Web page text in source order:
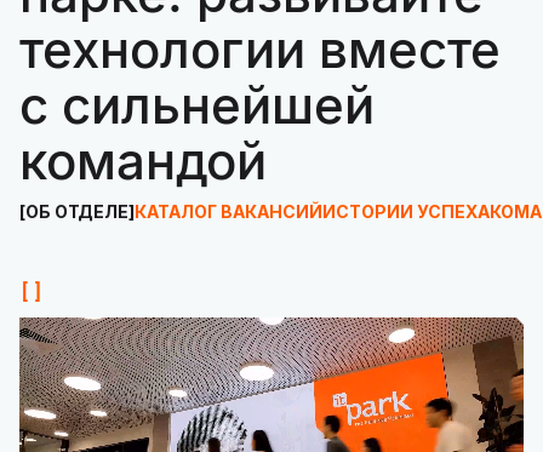
технологии вместе
с сильнейшей
командой
ОБ ОТДЕЛЕ КАТАЛОГ ВАКАНСИЙИСТОРИИ УСПЕХА